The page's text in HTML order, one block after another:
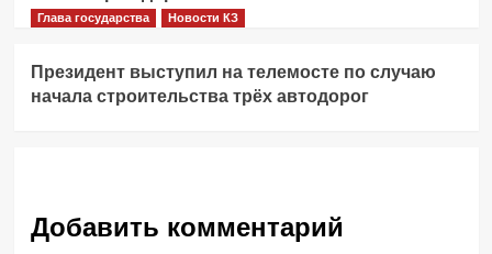
Глава государства Новости КЗ
Президент выступил на телемосте по случаю
начала строительства трёх автодорог
Добавить комментарий